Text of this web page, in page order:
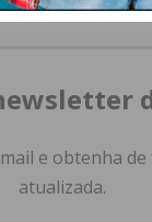
e obtenha
atualizada.